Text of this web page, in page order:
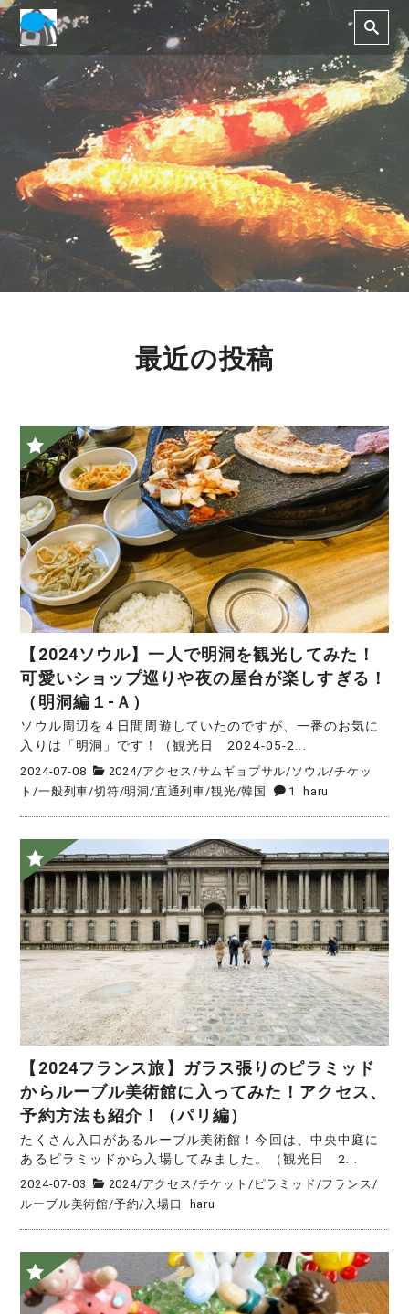
最近の投稿
【2024ソウル】一人で明洞を観光してみた！
可愛いショップ巡りや夜の屋台が楽しすぎる！
（明洞編１-Ａ）
ソウル周辺を４日間周遊していたのですが、一番のお気に
入りは「明洞」です！（観光日 2024-05-2...
2024-07-08 2024/アクセス /サムギョプサル/ ソウル/チケッ
ト /一般列車/切符/明洞 /直通列車/観光/韓国 1 haru
【2024フランス旅】ガラス張りのピラミッド
からルーブル美術館に入ってみた！アクセス、
予約方法も紹介！（パリ編）
たくさん入口があるルーブル美術館！今回は、中央中庭に
あるピラミッドから入場してみました。（観光日 2...
2024-07-03 2024/アクセス/チケット / ピラミッド/フランス/
ルーブル美術館/予約/ 入場口 haru